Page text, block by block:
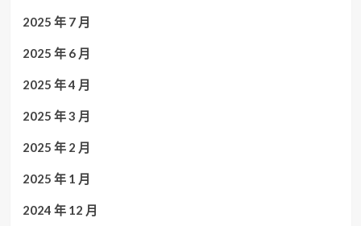
2025 年 7 月
2025 年 6 月
2025 年 4 月
2025 年 3 月
2025 年 2 月
2025 年 1 月
2024 年 12 月